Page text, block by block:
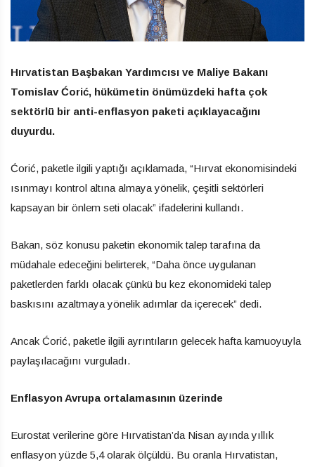
Hırvatistan Başbakan Yardımcısı ve Maliye Bakanı
Tomislav Ćorić, hükümetin önümüzdeki hafta çok
sektörlü bir anti-enflasyon paketi açıklayacağını
duyurdu.
Ćorić, paketle ilgili yaptığı açıklamada, “Hırvat ekonomisindeki
ısınmayı kontrol altına almaya yönelik, çeşitli sektörleri
kapsayan bir önlem seti olacak” ifadelerini kullandı.
Bakan, söz konusu paketin ekonomik talep tarafına da
müdahale edeceğini belirterek, “Daha önce uygulanan
paketlerden farklı olacak çünkü bu kez ekonomideki talep
baskısını azaltmaya yönelik adımlar da içerecek” dedi.
Ancak Ćorić, paketle ilgili ayrıntıların gelecek hafta kamuoyuyla
paylaşılacağını vurguladı.
Enflasyon Avrupa ortalamasının üzerinde
Eurostat verilerine göre Hırvatistan’da Nisan ayında yıllık
enflasyon yüzde 5,4 olarak ölçüldü. Bu oranla Hırvatistan,